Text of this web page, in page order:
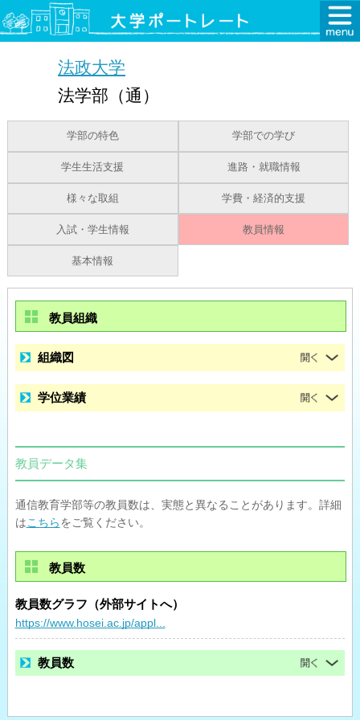
法政大学
法学部（通）
学部の特色 学部での学び
学生生活支援 進路・就職情報
様々な取組 学費・経済的支援
入試・学生情報 教員情報
基本情報
教員組織
組織図
学位業績
教員データ集
通信教育学部等の教員数は、実態と異なることがあります。詳細
はこちらをご覧ください。
教員数
教員数グラフ（外部サイトへ）
https://www.hosei.ac.jp/appl...
教員数